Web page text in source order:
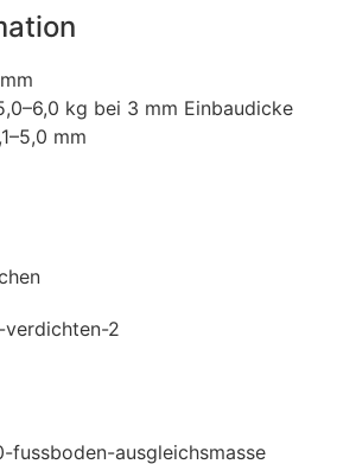
kg bei 3 mm Einbaudicke
mm